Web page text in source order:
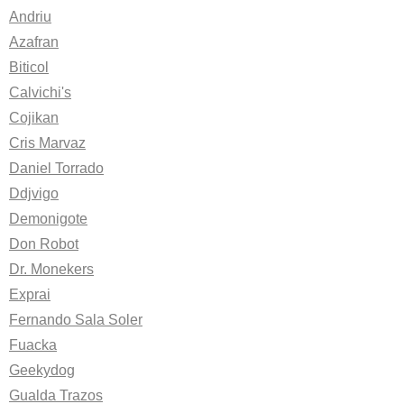
Andriu
Azafran
Biticol
Calvichi's
Cojikan
Cris Marvaz
Daniel Torrado
Ddjvigo
Demonigote
Don Robot
Dr. Monekers
Exprai
Fernando Sala Soler
Fuacka
Geekydog
Gualda Trazos